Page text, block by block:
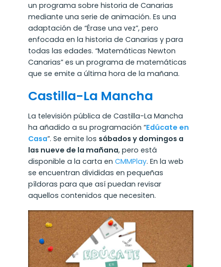
un programa sobre historia de Canarias
mediante una serie de animación. Es una
adaptación de “Érase una vez”, pero
enfocada en la historia de Canarias y para
todas las edades. “Matemáticas Newton
Canarias” es un programa de matemáticas
que se emite a última hora de la mañana.
Castilla-La Mancha
La televisión pública de Castilla-La Mancha
ha añadido a su programación “Edúcate en
Casa”. Se emite los sábados y domingos a
las nueve de la mañana, pero está
disponible a la carta en CMMPlay. En la web
se encuentran divididas en pequeñas
píldoras para que así puedan revisar
aquellos contenidos que necesiten.